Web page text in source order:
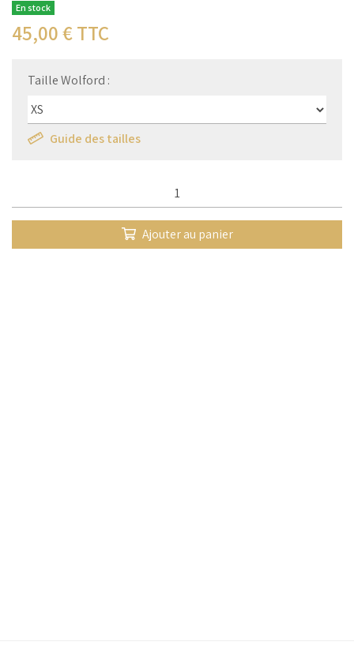
En stock
45,00€ TTC
Taille Wolford :
Guide des tailles
Ajouter au panier